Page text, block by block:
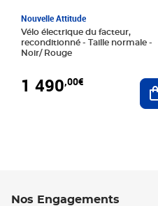
Nouvelle Attitude
Vélo électrique du facteur,
reconditionné - Taille normale -
Noir/ Rouge
1 490,00€
Nos Engagements